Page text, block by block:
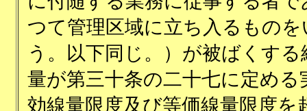
つて管理区域に立ち入るものを
う。以下同じ。）が被ばくする
量が第三十条の二十七に定める
効線量限度及び等価線量限度を